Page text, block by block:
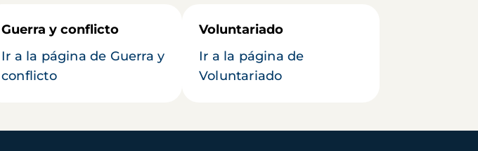
Guerra y conflicto
Ir a la página de Guerra y
conflicto
Voluntariado
Ir a la página de
Voluntariado